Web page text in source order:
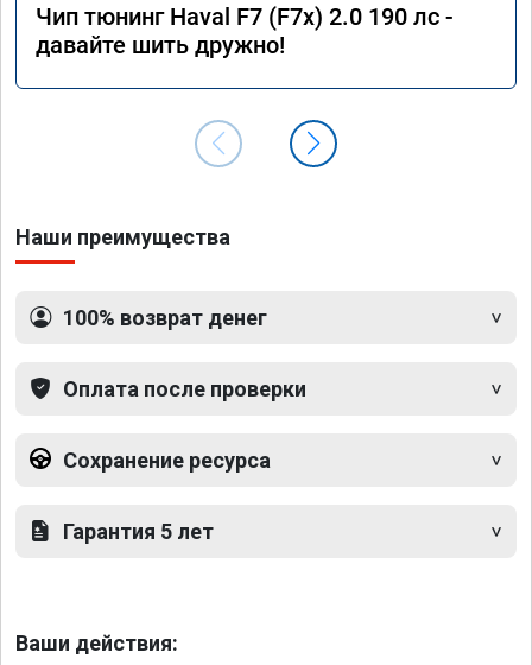
Чип тюнинг Haval F7 (F7x) 2.0 190 лс -
давайте шить дружно!
Наши преимущества
100% возврат денег
Оплата после проверки
Сохранение ресурса
Гарантия 5 лет
Ваши действия: